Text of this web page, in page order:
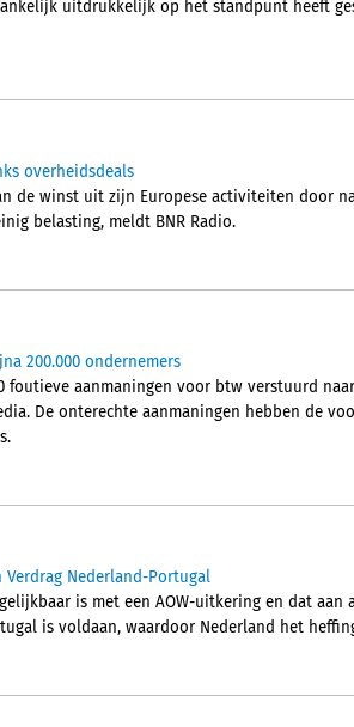
uitdrukkelijk op het standpunt heeft
overheidsdeals
de winst uit zijn Europese activiteiten door
belasting, meldt BNR Radio.
200.000 ondernemers
foutieve aanmaningen voor btw verstuurd
De onterechte aanmaningen hebben de
Nederland-Portugal
is met een AOW-uitkering en dat aan
is voldaan, waardoor Nederland het